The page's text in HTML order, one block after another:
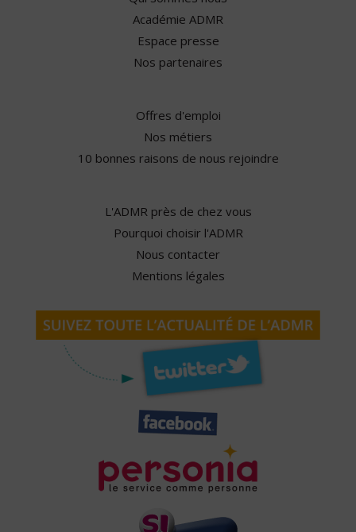
Académie ADMR
Espace presse
Nos partenaires
Offres d'emploi
Nos métiers
10 bonnes raisons de nous rejoindre
L'ADMR près de chez vous
Pourquoi choisir l'ADMR
Nous contacter
Mentions légales